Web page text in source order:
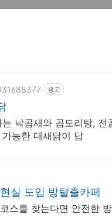
광고
낙곱새와 곱도리탕, 전
능한 대새닭이 답
실 도입 방탈출카페
스를 찾는다면 안전한